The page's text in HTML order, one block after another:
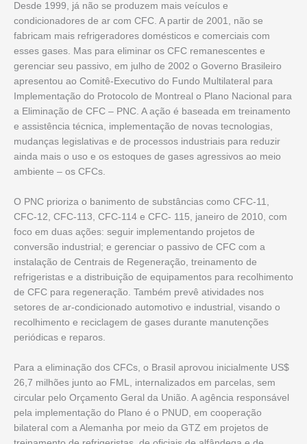
Desde 1999, já não se produzem mais veículos e
condicionadores de ar com CFC. A partir de 2001, não se
fabricam mais refrigeradores domésticos e comerciais com
esses gases. Mas para eliminar os CFC remanescentes e
gerenciar seu passivo, em julho de 2002 o Governo Brasileiro
apresentou ao Comitê-Executivo do Fundo Multilateral para
Implementação do Protocolo de Montreal o Plano Nacional para
a Eliminação de CFC – PNC. A ação é baseada em treinamento
e assistência técnica, implementação de novas tecnologias,
mudanças legislativas e de processos industriais para reduzir
ainda mais o uso e os estoques de gases agressivos ao meio
ambiente – os CFCs.
O PNC prioriza o banimento de substâncias como CFC-11,
CFC-12, CFC-113, CFC-114 e CFC- 115, janeiro de 2010, com
foco em duas ações: seguir implementando projetos de
conversão industrial; e gerenciar o passivo de CFC com a
instalação de Centrais de Regeneração, treinamento de
refrigeristas e a distribuição de equipamentos para recolhimento
de CFC para regeneração. Também prevê atividades nos
setores de ar-condicionado automotivo e industrial, visando o
recolhimento e reciclagem de gases durante manutenções
periódicas e reparos.
Para a eliminação dos CFCs, o Brasil aprovou inicialmente US$
26,7 milhões junto ao FML, internalizados em parcelas, sem
circular pelo Orçamento Geral da União. A agência responsável
pela implementação do Plano é o PNUD, em cooperação
bilateral com a Alemanha por meio da GTZ em projetos de